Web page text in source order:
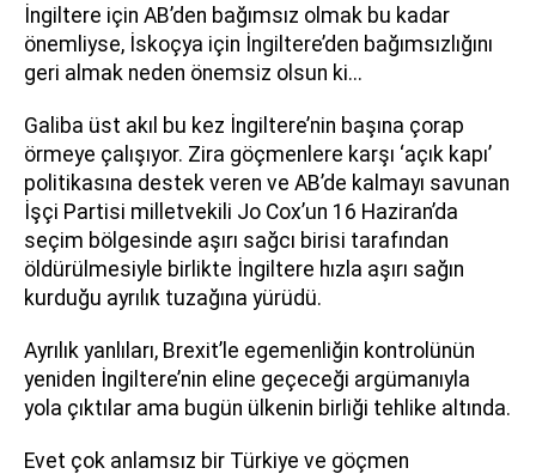
İngiltere için AB’den bağımsız olmak bu kadar
önemliyse, İskoçya için İngiltere’den bağımsızlığını
geri almak neden önemsiz olsun ki...
Galiba üst akıl bu kez İngiltere’nin başına çorap
örmeye çalışıyor. Zira göçmenlere karşı ‘açık kapı’
politikasına destek veren ve AB’de kalmayı savunan
İşçi Partisi milletvekili Jo Cox’un 16 Haziran’da
seçim bölgesinde aşırı sağcı birisi tarafından
öldürülmesiyle birlikte İngiltere hızla aşırı sağın
kurduğu ayrılık tuzağına yürüdü.
Ayrılık yanlıları, Brexit’le egemenliğin kontrolünün
yeniden İngiltere’nin eline geçeceği argümanıyla
yola çıktılar ama bugün ülkenin birliği tehlike altında.
Evet çok anlamsız bir Türkiye ve göçmen